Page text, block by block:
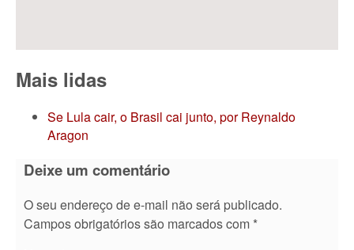
Mais lidas
Se Lula cair, o Brasil cai junto, por Reynaldo
Aragon
Deixe um comentário
O seu endereço de e-mail não será publicado.
Campos obrigatórios são marcados com *